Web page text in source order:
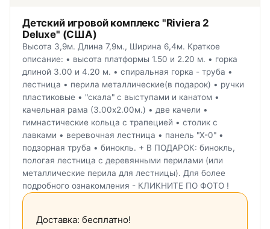
Детский игровой комплекс "Riviera 2
Deluxe" (США)
Высота 3,9м. Длина 7,9м., Ширина 6,4м. Краткое
описание: • высота платформы 1.50 и 2.20 м. • горка
длиной 3.00 и 4.20 м. • спиральная горка - труба •
лестница • перила металлические(в подарок) • ручки
пластиковые • "скала" с выступами и канатом •
качельная рама (3.00х2.00м.) • две качели •
гимнастические кольца с трапецией • столик с
лавками • веревочная лестница • панель "Х-0" •
подзорная труба • бинокль. + В ПОДАРОК: бинокль,
пологая лестница с деревянными перилами (или
металлические перила для лестницы). Для более
подробного ознакомления - КЛИКНИТЕ ПО ФОТО !
Доставка: бесплатно!